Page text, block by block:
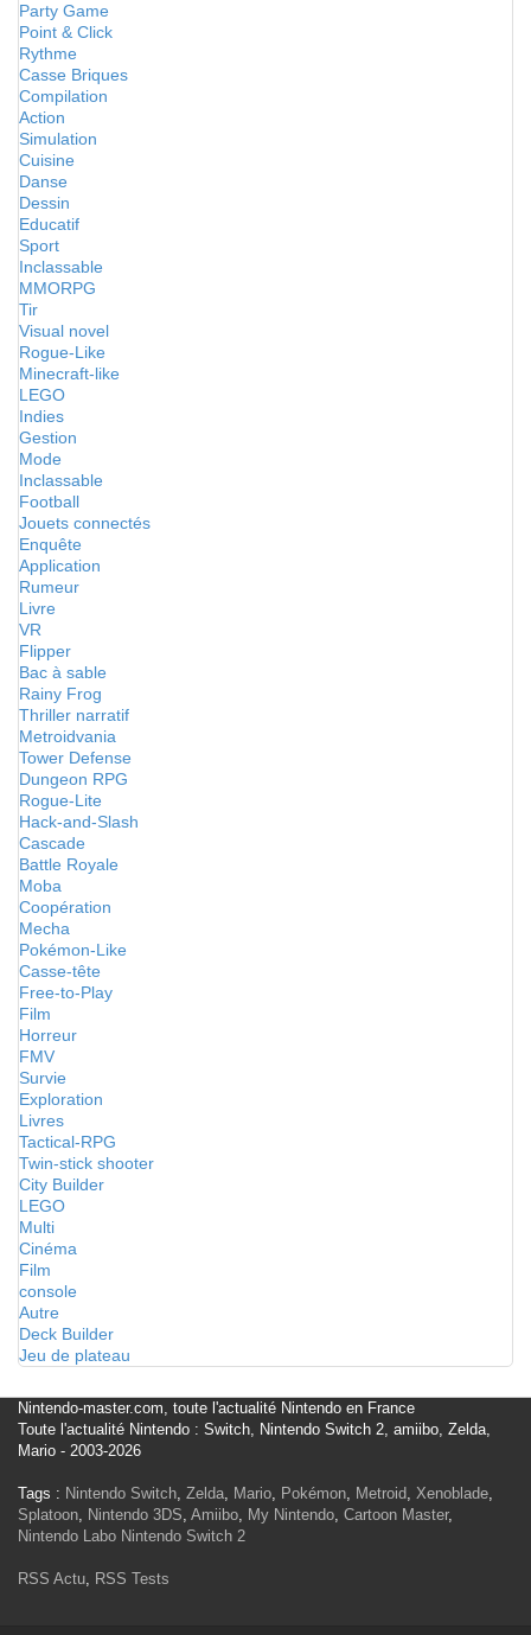
Party Game
Point & Click
Rythme
Casse Briques
Compilation
Action
Simulation
Cuisine
Danse
Dessin
Educatif
Sport
Inclassable
MMORPG
Tir
Visual novel
Rogue-Like
Minecraft-like
LEGO
Indies
Gestion
Mode
Inclassable
Football
Jouets connectés
Enquête
Application
Rumeur
Livre
VR
Flipper
Bac à sable
Rainy Frog
Thriller narratif
Metroidvania
Tower Defense
Dungeon RPG
Rogue-Lite
Hack-and-Slash
Cascade
Battle Royale
Moba
Coopération
Mecha
Pokémon-Like
Casse-tête
Free-to-Play
Film
Horreur
FMV
Survie
Exploration
Livres
Tactical-RPG
Twin-stick shooter
City Builder
LEGO
Multi
Cinéma
Film
console
Autre
Deck Builder
Jeu de plateau
Nintendo-master.com, toute l'actualité Nintendo en France
Toute l'actualité Nintendo : Switch, Nintendo Switch 2, amiibo, Zelda,
Mario - 2003-2026
Tags : Nintendo Switch, Zelda, Mario, Pokémon, Metroid, Xenoblade,
Splatoon, Nintendo 3DS, Amiibo, My Nintendo, Cartoon Master,
Nintendo Labo Nintendo Switch 2
RSS Actu, RSS Tests